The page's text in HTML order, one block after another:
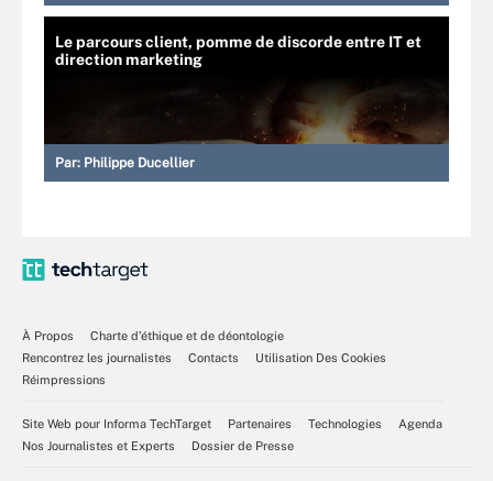
Le parcours client, pomme de discorde entre IT et
direction marketing
Par: Philippe Ducellier
À Propos
Charte d’éthique et de déontologie
Rencontrez les journalistes
Contacts
Utilisation Des Cookies
Réimpressions
Site Web pour Informa TechTarget Partenaires Technologies
Agenda
Nos Journalistes et Experts
Dossier de Presse